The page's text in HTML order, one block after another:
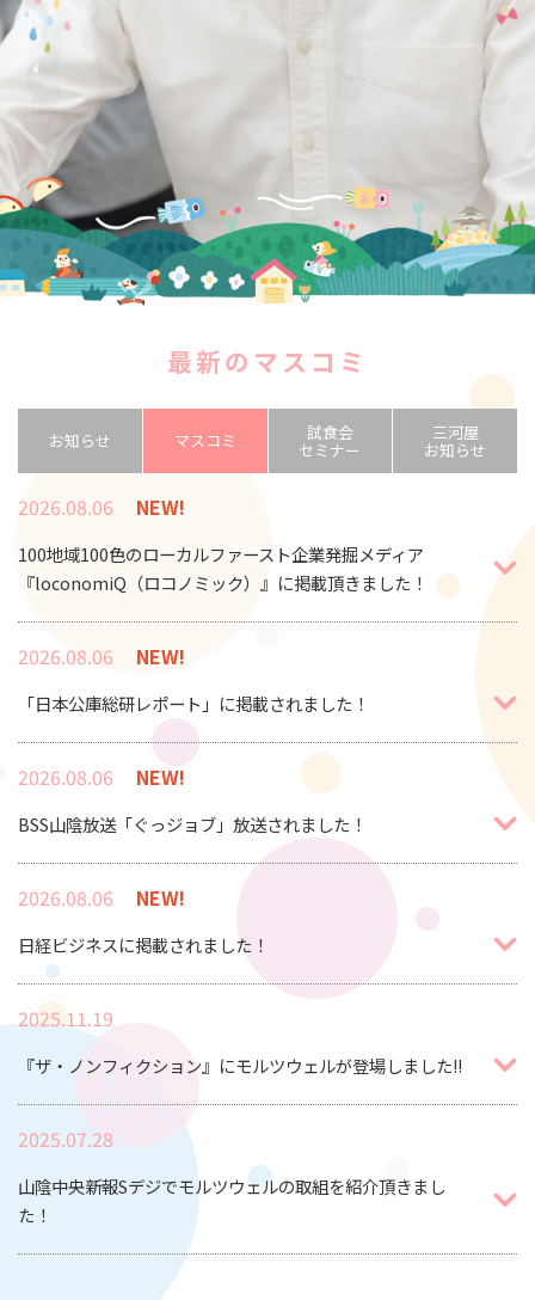
最新のマスコミ
お知らせ マスコミ 試食会
セミナー
三河屋
お知らせ
2026.08.06 NEW!
100地域100色のローカルファースト企業発掘メディア
『loconomiQ（ロコノミック）』に掲載頂きました！
2026.08.06 NEW!
「日本公庫総研レポート」に掲載されました！
2026.08.06 NEW!
BSS山陰放送「ぐっジョブ」放送されました！
2026.08.06 NEW!
日経ビジネスに掲載されました！
2025.11.19
『ザ・ノンフィクション』にモルツウェルが登場しました!!
2025.07.28
山陰中央新報Sデジでモルツウェルの取組を紹介頂きまし
た！